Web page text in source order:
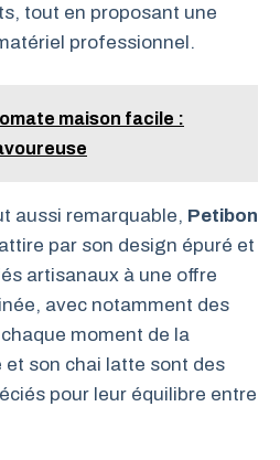
tout en proposant une
professionnel.
maison facile :
aussi remarquable, Petibon
par son design épuré et
artisanaux à une offre
avec notamment des
moment de la
et son chai latte sont des
pour leur équilibre entre